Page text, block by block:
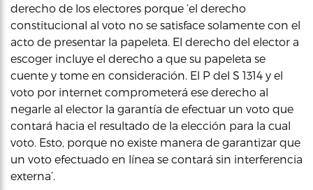
derecho de los electores porque ‘el derecho
constitucional al voto no se satisface solamente con el
acto de presentar la papeleta. El derecho del elector a
escoger incluye el derecho a que su papeleta se
cuente y tome en consideración. El P del S 1314 y el
voto por internet comprometerá ese derecho al
negarle al elector la garantía de efectuar un voto que
contará hacia el resultado de la elección para la cual
voto. Esto, porque no existe manera de garantizar que
un voto efectuado en línea se contará sin interferencia
externa’.